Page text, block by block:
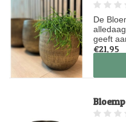
De
geeft
€21,95
Op